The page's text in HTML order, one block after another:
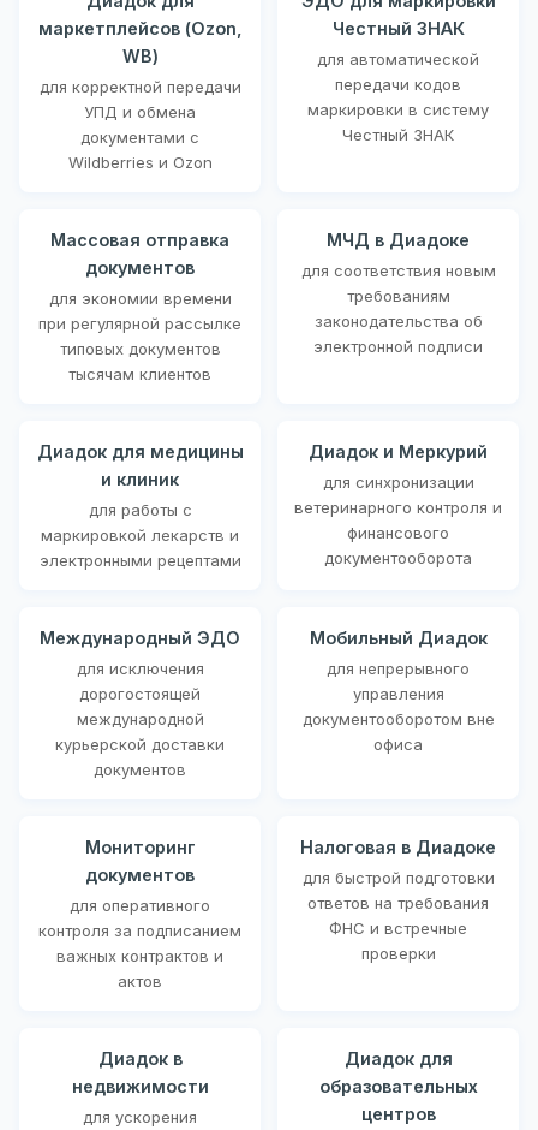
маркетплейсов (Ozon,
WB)
для корректной передачи
УПД и обмена
документами с
Wildberries и Ozon
Честный ЗНАК
для автоматической
передачи кодов
маркировки в систему
Честный ЗНАК
Массовая отправка
документов
для экономии времени
при регулярной рассылке
типовых документов
тысячам клиентов
МЧД в Диадоке
для соответствия новым
требованиям
законодательства об
электронной подписи
Диадок для медицины
и клиник
для работы с
маркировкой лекарств и
электронными рецептами
Диадок и Меркурий
для синхронизации
ветеринарного контроля и
финансового
документооборота
Международный ЭДО
для исключения
дорогостоящей
международной
курьерской доставки
документов
Мобильный Диадок
для непрерывного
управления
документооборотом вне
офиса
Мониторинг
документов
для оперативного
контроля за подписанием
важных контрактов и
актов
Налоговая в Диадоке
для быстрой подготовки
ответов на требования
ФНС и встречные
проверки
Диадок в
недвижимости
для ускорения
Диадок для
образовательных
центров